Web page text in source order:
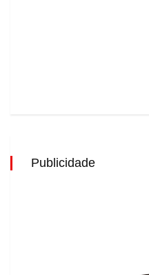
Publicidade